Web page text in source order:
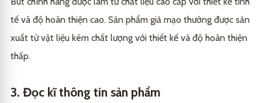
tế và độ hoàn thiện cao. Sản phẩm giả mạo thường được sản
xuất từ vật liệu kém chất lượng với thiết kế và độ hoàn thiện
thấp.
3. Đọc kĩ thông tin sản phẩm